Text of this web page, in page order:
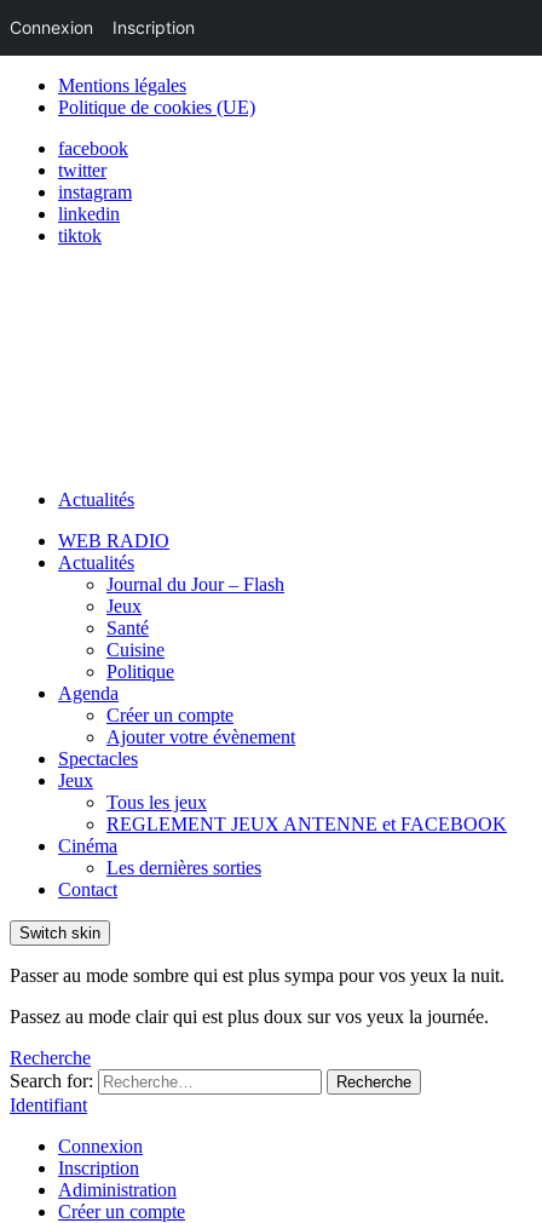
Mentions légales
Politique de cookies (UE)
facebook
twitter
instagram
linkedin
tiktok
Actualités
WEB RADIO
Actualités
Journal du Jour – Flash
Jeux
Santé
Cuisine
Politique
Agenda
Créer un compte
Ajouter votre évènement
Spectacles
Jeux
Tous les jeux
REGLEMENT JEUX ANTENNE et FACEBOOK
Cinéma
Les dernières sorties
Contact
Switch skin
Passer au mode sombre qui est plus sympa pour vos yeux la nuit.
Passez au mode clair qui est plus doux sur vos yeux la journée.
Recherche
Search for:
Recherche
Identifiant
Connexion
Inscription
Adiministration
Créer un compte
Connexion Inscription